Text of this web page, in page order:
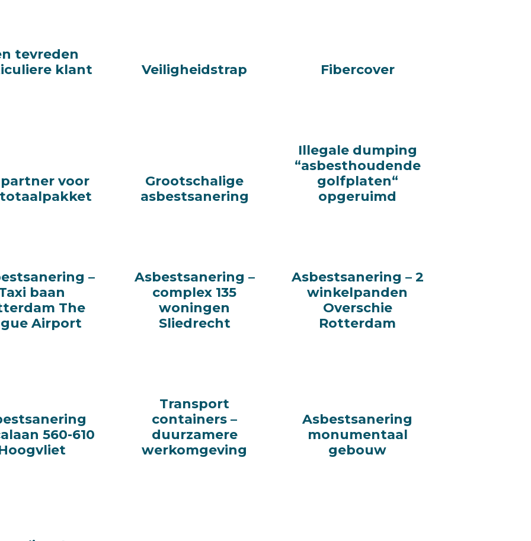
tevreden
klant
tevreden
klant
Veiligheidstrap
Veiligheidstrap Fibercover
Fibercover
voor
voor
Grootschalige
asbestsanering
Grootschalige
asbestsanering
Illegale dumping
“asbesthoudende
golfplaten“
opgeruimd
Illegale dumping
“asbesthoudende
golfplaten“
opgeruimd
–
baan
The
Airport
–
baan
The
Airport
Asbestsanering –
complex 135
woningen
Sliedrecht
Asbestsanering –
complex 135
woningen
Sliedrecht
Asbestsanering – 2
winkelpanden
Overschie
Rotterdam
Asbestsanering – 2
winkelpanden
Overschie
Rotterdam
560-610
560-610
Transport
containers –
duurzamere
werkomgeving
Transport
containers –
duurzamere
werkomgeving
Asbestsanering
monumentaal
gebouw
Asbestsanering
monumentaal
gebouw